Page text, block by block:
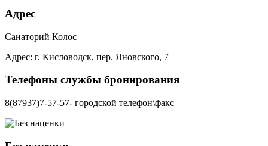
Адрес
Санаторий Колос
Адрес: г. Кисловодск, пер. Яновского, 7
Телефоны службы бронирования
8(87937)7-57-57- городской телефон\факс